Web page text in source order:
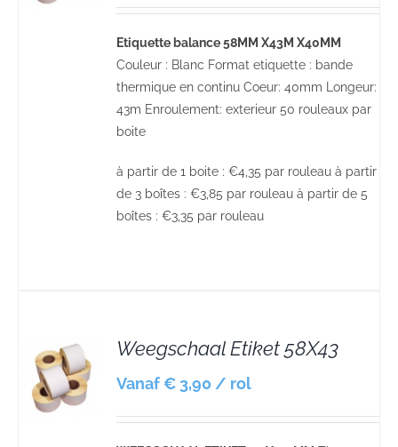
Etiquette balance58MM X43M X40MM
Couleur : Blanc Format etiquette : bande
thermique en continuCoeur: 40mm Longeur:
43m Enroulement: exterieur 50 rouleaux par
boite
à partir de 1 boite : €4,35 par rouleau à partir
de 3 boîtes : €3,85 par rouleau à partir de 5
boîtes : €3,35 par rouleau
Weegschaal Etiket 58X43
Vanaf € 3,90 / rol